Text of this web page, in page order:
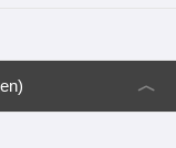
︿